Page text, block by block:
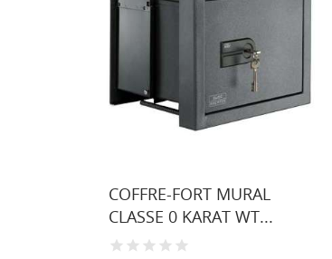
COFFRE-FORT MURAL
CLASSE 0 KARAT WT...